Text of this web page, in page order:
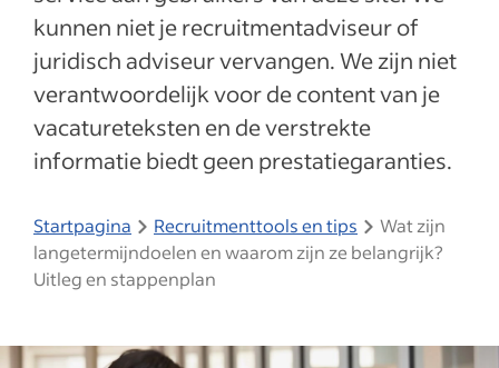
kunnen niet je recruitmentadviseur of
juridisch adviseur vervangen. We zijn niet
verantwoordelijk voor de content van je
vacatureteksten en de verstrekte
informatie biedt geen prestatiegaranties.
Startpagina Recruitmenttools en tips
Wat zijn
langetermijndoelen en waarom zijn ze belangrijk?
Uitleg en stappenplan